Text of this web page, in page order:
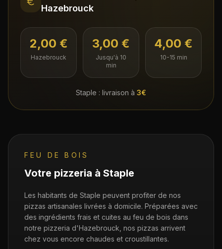
Hazebrouck
2,00 €
Hazebrouck
3,00 €
Jusqu'à 10
min
4,00 €
10-15 min
Staple : livraison à 3€
FEU DE BOIS
Votre pizzeria à Staple
Les habitants de Staple peuvent profiter de nos
pizzas artisanales livrées à domicile. Préparées avec
des ingrédients frais et cuites au feu de bois dans
notre pizzeria d'Hazebrouck, nos pizzas arrivent
chez vous encore chaudes et croustillantes.